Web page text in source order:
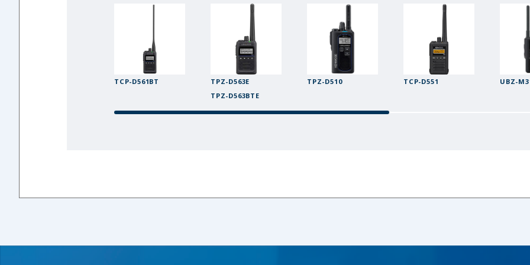
TCP-D561BT
TPZ-D563E
TPZ-D563BTE
TPZ-D510 TCP-D551 UBZ-